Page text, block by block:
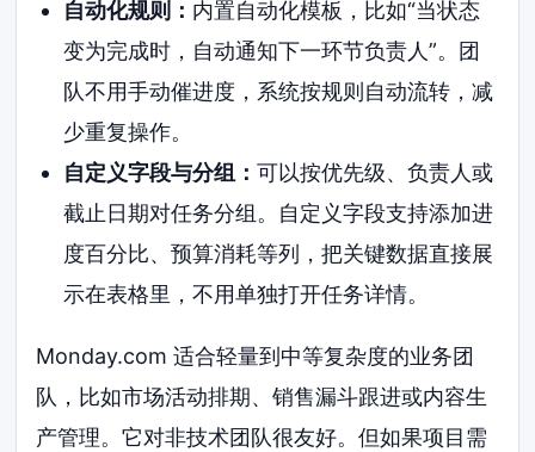
自动化规则： 内置自动化模板，比如“当状态
变为完成时，自动通知下一环节负责人”。团
队不用手动催进度，系统按规则自动流转，减
少重复操作。
自定义字段与分组： 可以按优先级、负责人或
截止日期对任务分组。自定义字段支持添加进
度百分比、预算消耗等列，把关键数据直接展
示在表格里，不用单独打开任务详情。
Monday.com 适合轻量到中等复杂度的业务团
队，比如市场活动排期、销售漏斗跟进或内容生
产管理。它对非技术团队很友好。但如果项目需